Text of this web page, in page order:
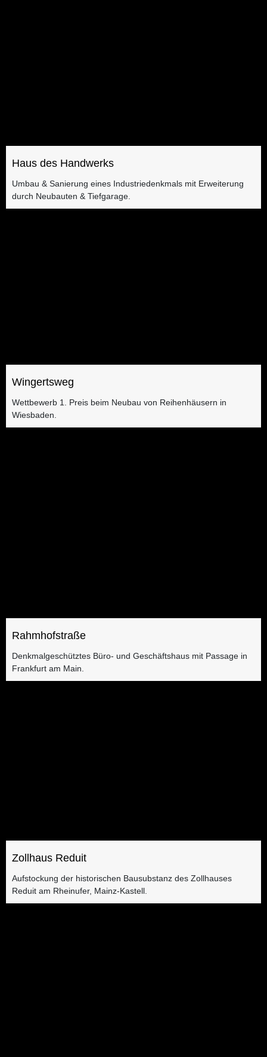
Haus des Handwerks
Umbau & Sanierung eines Industriedenkmals mit Erweiterung
durch Neubauten & Tiefgarage​​.
Wingertsweg
Wettbewerb 1. Preis beim Neubau von Reihenhäusern in
Wiesbaden.
Rahmhofstraße
Denkmalgeschütztes Büro- und Geschäftshaus mit Passage ​​in
Frankfurt am Main.
Zollhaus Reduit
Aufstockung der historischen Bausubstanz des Zollhauses
Reduit am Rheinufer, Mainz-Kastell.